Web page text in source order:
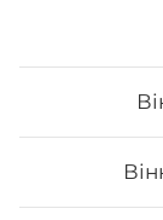
Сурімі
- Норі - рис -